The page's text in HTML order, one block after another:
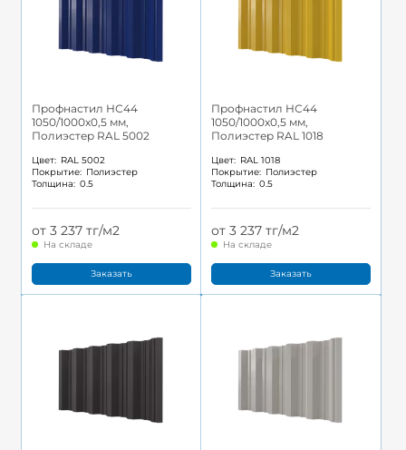
Профнастил НС44
1050/1000x0,5 мм,
Полиэстер RAL 5002
Цвет: RAL 5002
Покрытие: Полиэстер
Толщина: 0.5
от 3 237 тг/м2
На складе
Заказать
Профнастил НС44
1050/1000x0,5 мм,
Полиэстер RAL 1018
Цвет: RAL 1018
Покрытие: Полиэстер
Толщина: 0.5
от 3 237 тг/м2
На складе
Заказать